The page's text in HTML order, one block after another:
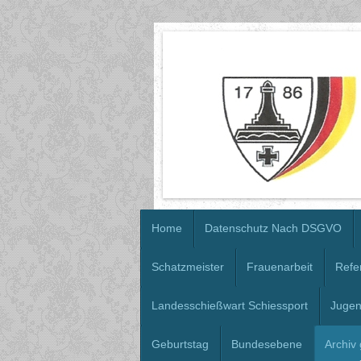
Home Datenschutz Nach DSGVO
Schatzmeister Frauenarbeit
Landesschießwart Schiessport
Geburtstag Bundesebene Archiv